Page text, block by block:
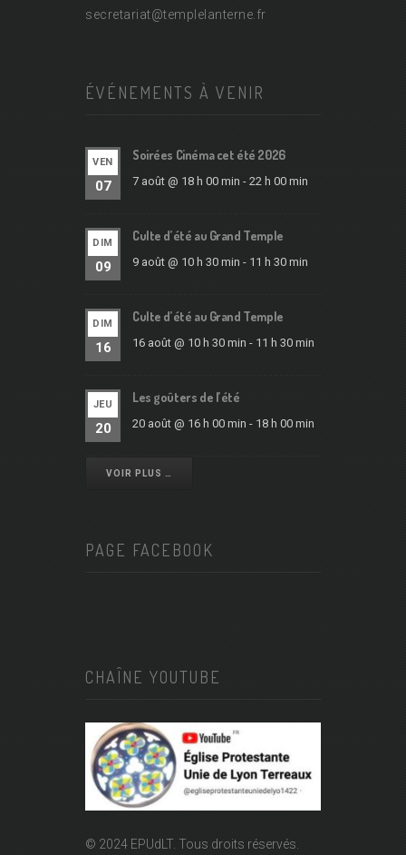
secretariat@templelanterne.fr
ÉVÉNEMENTS À VENIR
VEN
07
Soirées Cinéma cet été 2026
7 août @ 18 h 00 min - 22 h 00 min
DIM
09
Culte d’été au Grand Temple
9 août @ 10 h 30 min - 11 h 30 min
DIM
16
Culte d’été au Grand Temple
16 août @ 10 h 30 min - 11 h 30 min
JEU
20
Les goûters de l’été
20 août @ 16 h 00 min - 18 h 00 min
VOIR PLUS …
PAGE FACEBOOK
CHAÎNE YOUTUBE
© 2024 EPUdLT. Tous droits réservés.